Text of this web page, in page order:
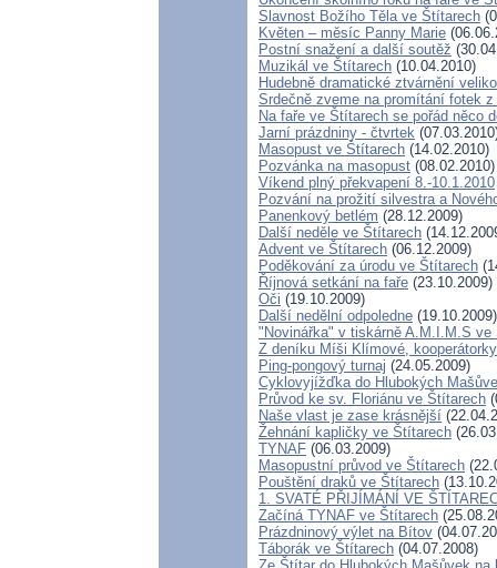
Slavnost Božího Těla ve Štítarech
Květen – měsíc Panny Marie
Postní snažení a další soutěž
Muzikál ve Štítarech (10.04.2010)
Hudebně dramatické ztvárnění
Srdečně zveme na promítání fotek z
Na faře ve Štítarech se pořád něco
Jarní prázdniny - čtvrtek
Masopust ve Štítarech (14.02.2010)
Pozvánka na masopust (08.02.2010)
Víkend plný překvapení 8.-10.1.2010
Pozvání na prožití silvestra a
Panenkový betlém (28.12.2009)
Další neděle ve Štítarech
Advent ve Štítarech (06.12.2009)
Poděkování za úrodu ve Štítarech
Říjnová setkání na faře (23.10.2009)
Oči (19.10.2009)
Další nedělní odpoledne (19.10.2009)
"Novinářka" v tiskárně A.M.I.M.S ve
Z deníku Míši Klímové,
Ping-pongový turnaj (24.05.2009)
Cyklovyjížďka do Hlubokých
Průvod ke sv. Floriánu ve Štítarech
Naše vlast je zase krásnější
Žehnání kapličky ve Štítarech
TYNAF (06.03.2009)
Masopustní průvod ve Štítarech
Pouštění draků ve Štítarech
1. SVATÉ PŘIJÍMÁNÍ VE
Začíná TYNAF ve Štítarech
Prázdninový výlet na Bítov
Táborák ve Štítarech (04.07.2008)